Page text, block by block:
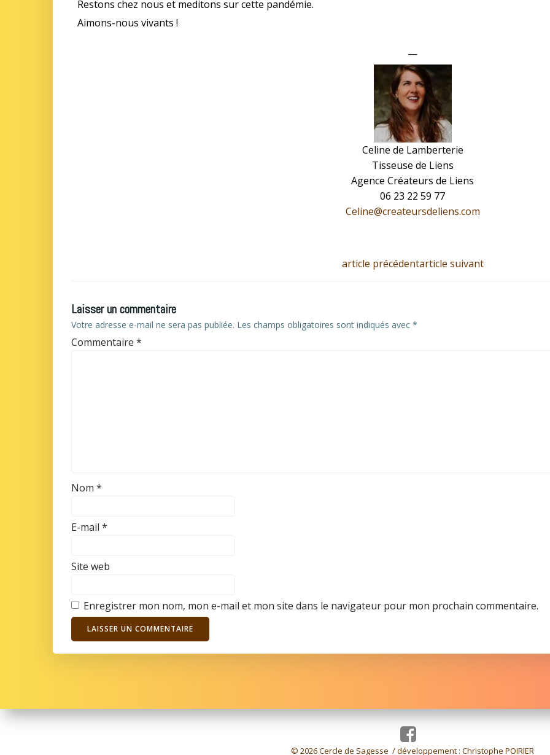
Restons chez nous et meditons sur cette pandémie.
Aimons-nous vivants !
—
Celine de Lamberterie
Tisseuse de Liens
Agence Créateurs de Liens
06 23 22 59 77
Celine@createursdeliens.com
article précédentarticle suivant
Laisser un commentaire
Votre adresse e-mail ne sera pas publiée. Les champs obligatoires sont indiqués avec *
Commentaire *
Nom *
E-mail *
Site web
Enregistrer mon nom, mon e-mail et mon site dans le navigateur pour mon prochain commentaire.
© 2026 Cercle de Sagesse / développement : Christophe POIRIER